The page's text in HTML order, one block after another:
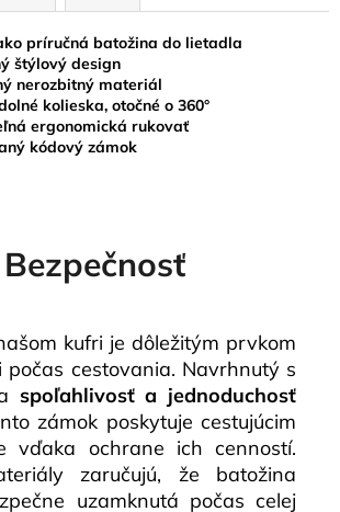
príručná batožina do lietadla
štýlový design
nerozbitný materiál
kolieska, otočné o 360°
ergonomická rukovať
kódový zámok
Bezpečnosť
kufri je dôležitým prvkom
počas cestovania. Navrhnutý s
spoľahlivosť a jednoduchosť
zámok poskytuje cestujúcim
vďaka ochrane ich cenností.
zaručujú, že batožina
uzamknutá počas celej